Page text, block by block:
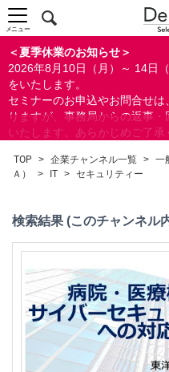
人事/労務
法務/契約/知財
品質
営業/マーケティング
ビジネススキル
暮らしとお金
IT
AI/ビッグデータ
Microsoft
セキュリティー
システム運用/保守
IT戦略
その他
生産/物流
リベラル/アーツ(教養)
＜夏季休業のお知らせ＞
2026年8月10日（月）～ 14日
をいたします。
セミナーのお申込やお問合せ
りますが、事務局からの返事
いたします。あらかじめご了承
ができます。
メニュー
TOP > 企業チャンネル一覧 > 一
Ａ）
> IT > セキュリティー
検索結果 (このチャンネル